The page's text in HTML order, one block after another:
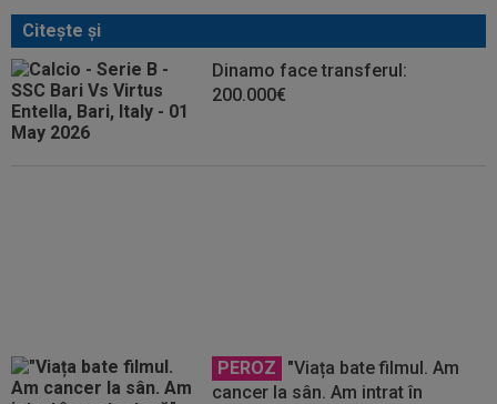
Citeşte şi
Dinamo face transferul:
200.000€
PEROZ
"Viața bate filmul. Am
cancer la sân. Am intrat în